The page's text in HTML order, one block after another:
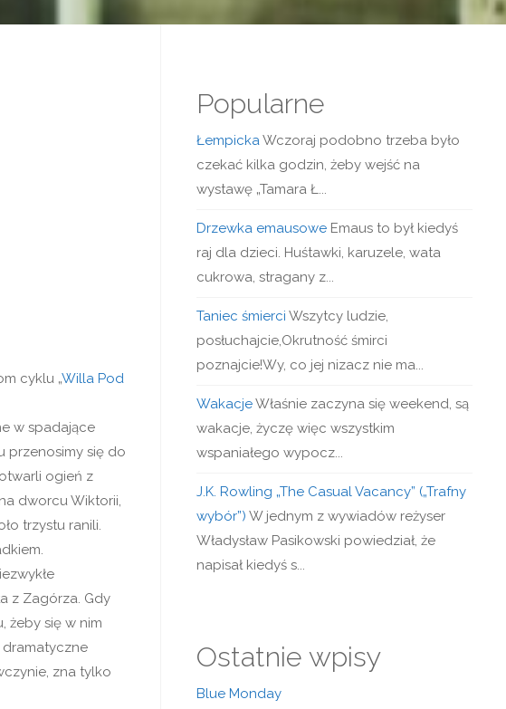
cyklu „Willa Pod
w spadające
przenosimy się do
ogień z
dworcu Wiktorii,
trzystu ranili.
z Zagórza. Gdy
żeby się w nim
dramatyczne
zna tylko
Popularne
ŁempickaWczoraj podobno trzeba było
czekać kilka godzin, żeby wejść na
wystawę „Tamara Ł...
Drzewka emausowe Emaus to był kiedyś
raj dla dzieci. Huśtawki, karuzele, wata
cukrowa, stragany z...
Taniec śmierci Wszytcy ludzie,
posłuchajcie,Okrutność śmirci
poznajcie!Wy, co jej nizacz nie ma...
WakacjeWłaśnie zaczyna się weekend, są
wakacje, życzę więc wszystkim
wspaniałego wypocz...
J.K. Rowling „The Casual Vacancy” („Trafny
wybór”) W jednym z wywiadów reżyser
Władysław Pasikowski powiedział, że
napisał kiedyś s...
Ostatnie wpisy
Blue Monday